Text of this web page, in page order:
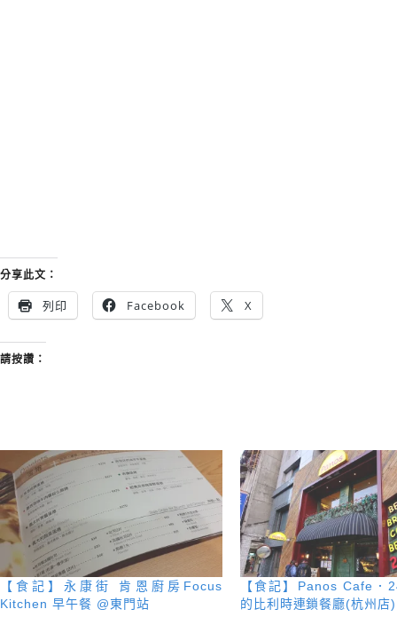
分享此文：
列印 Facebook X
請按讚：
【食記】永康街 肯恩廚房Focus
Kitchen 早午餐 @東門站
【食記】Panos Cafe．
的比利時連鎖餐廳(杭州店